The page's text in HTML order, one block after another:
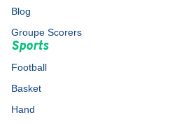
Blog
Groupe Scorers
Sports
Football
Basket
Hand